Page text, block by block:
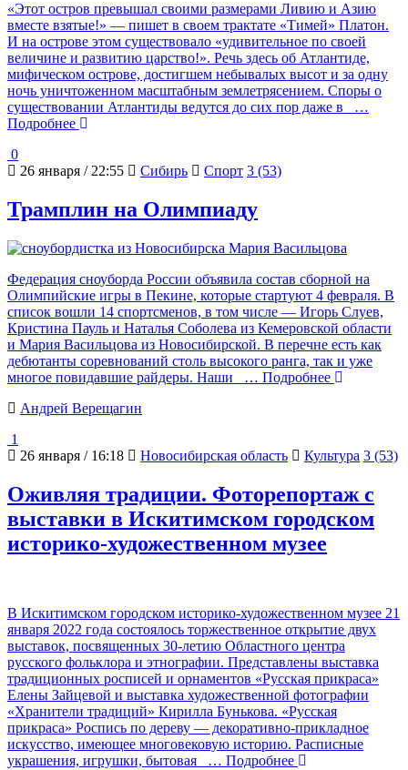
«Этот остров превышал своими размерами Ливию и Азию
вместе взятые!» — пишет в своем трактате «Тимей» Платон.
И на острове этом существовало «удивительное по своей
величине и развитию царство!». Речь здесь об Атлантиде,
мифическом острове, достигшем небывалых высот и за одну
ночь уничтоженном масштабным землетрясением. Споры о
существовании Атлантиды ведутся до сих пор даже в
…
Подробнее
0
26 января / 22:55
Сибирь Спорт 3 (53)
Трамплин на Олимпиаду
Федерация сноуборда России объявила состав сборной на
Олимпийские игры в Пекине, которые стартуют 4 февраля. В
список вошли 14 спортсменов, в том числе — Игорь Слуев,
Кристина Пауль и Наталья Соболева из Кемеровской области
и Мария Васильцова из Новосибирской. В перечне есть как
дебютанты соревнований столь высокого ранга, так и уже
многое повидавшие райдеры. Наши
… Подробнее
Андрей Верещагин
1
26 января / 16:18
Новосибирская область Культура 3 (53)
Оживляя традиции. Фоторепортаж с
выставки в Искитимском городском
историко-художественном музее
В Искитимском городском историко-художественном музее 21
января 2022 года состоялось торжественное открытие двух
выставок, посвященных 30-летию Областного центра
русского фольклора и этнографии. Представлены выставка
традиционных росписей и орнаментов «Русская прикраса»
Елены Зайцевой и выставка художественной фотографии
«Хранители традиций» Кирилла Бунькова. «Русская
прикраса» Роспись по дереву — декоративно-прикладное
искусство, имеющее многовековую историю. Расписные
украшения, игрушки, бытовая
… Подробнее